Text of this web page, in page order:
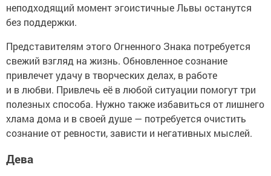
неподходящий момент эгоистичные Львы останутся
без поддержки.
Представителям этого Огненного Знака потребуется
свежий взгляд на жизнь. Обновленное сознание
привлечет удачу в творческих делах, в работе
и в любви. Привлечь её в любой ситуации помогут три
полезных способа. Нужно также избавиться от лишнего
хлама дома и в своей душе — потребуется очистить
сознание от ревности, зависти и негативных мыслей.
Дева